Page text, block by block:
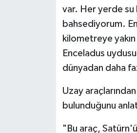
var. Her yerde su
bahsediyorum.
kilometreye
Enceladus
dünyadan daha
Uzay
bulunduğunu
"Bu araç,